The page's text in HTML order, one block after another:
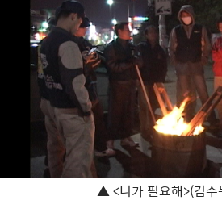
▲ <니가 필요해>(김